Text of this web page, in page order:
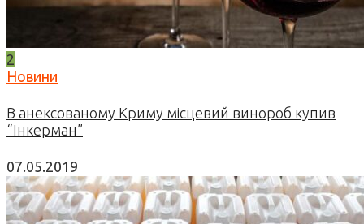
2
Новини
В анексованому Криму місцевий винороб купив
“Інкерман”
07.05.2019